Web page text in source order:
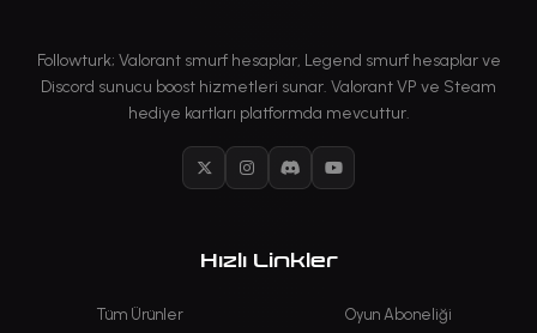
Followturk; Valorant smurf hesaplar, Legend smurf hesaplar ve
Discord sunucu boost hizmetleri sunar. Valorant VP ve Steam
hediye kartları platformda mevcuttur.
X InstagramDiscordYouTube
Hızlı Linkler
Tüm Ürünler Oyun Aboneliği